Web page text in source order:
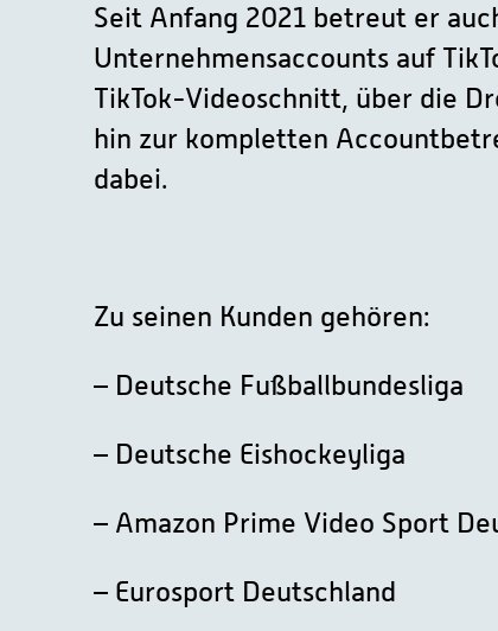
Seit Anfang 2021 betreut er
Unternehmensaccounts auf
TikTok-Videoschnitt, über die
hin zur kompletten
dabei.
Zu seinen Kunden gehören:
– Deutsche Fußballbundesliga
– Deutsche Eishockeyliga
– Amazon Prime Video Sport
– Eurosport Deutschland